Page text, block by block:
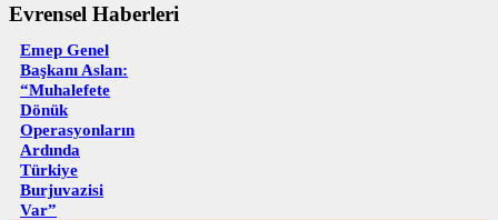
Evrensel Haberleri
Emep Genel
Başkanı Aslan:
“Muhalefete
Dönük
Operasyonların
Ardında
Türkiye
Burjuvazisi
Var”